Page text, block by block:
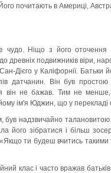
почитають в Америці,
Ніщо з його оточення
подвижників віри,
Дієго у Каліфорнії. Батьки
датчанин. Він був
він не бажав. Тим не
ім'я Юджин, що у
надзвичайно талановитою
його зібратися і більш
ти будеш вчитись
клас і часто вражав